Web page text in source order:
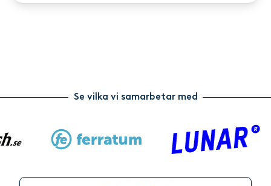
Se vilka vi samarbetar med